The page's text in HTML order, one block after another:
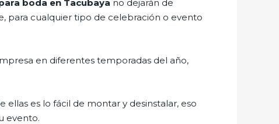
boda en Tacubaya no dejarán de
para cualquier tipo de celebración o evento
en diferentes temporadas del año,
ellas es lo fácil de montar y desinstalar, eso
evento.